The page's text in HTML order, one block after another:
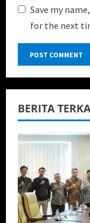
Save my
for the next
BERITA